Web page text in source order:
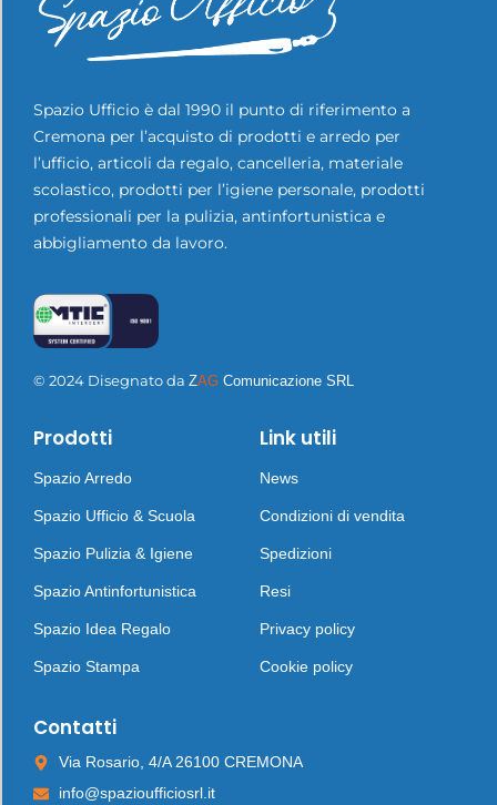
Spazio Ufficio è dal 1990 il punto di riferimento a
Cremona per l’acquisto di prodotti e arredo per
l’ufficio, articoli da regalo, cancelleria, materiale
scolastico, prodotti per l’igiene personale, prodotti
professionali per la pulizia, antinfortunistica e
abbigliamento da lavoro.
© 2024 Disegnato da ZAG Comunicazione SRL
Prodotti
Spazio Arredo
Spazio Ufficio & Scuola
Spazio Pulizia & Igiene
Spazio Antinfortunistica
Spazio Idea Regalo
Spazio Stampa
Link utili
News
Condizioni di vendita
Spedizioni
Resi
Privacy policy
Cookie policy
Contatti
Via Rosario, 4/A 26100 CREMONA
info@spazioufficiosrl.it